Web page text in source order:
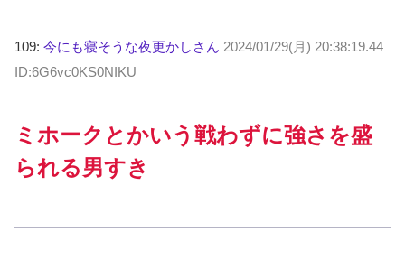
109: 今にも寝そうな夜更かしさん 2024/01/29(月) 20:38:19.44
ID:6G6vc0KS0NIKU
ミホークとかいう戦わずに強さを盛
られる男すき